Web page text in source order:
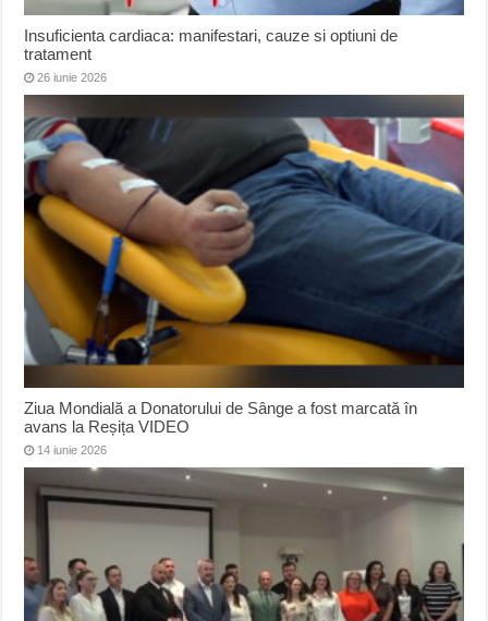
Insuficienta cardiaca: manifestari, cauze si optiuni de
tratament
26 iunie 2026
Ziua Mondială a Donatorului de Sânge a fost marcată în
avans la Reșița VIDEO
14 iunie 2026